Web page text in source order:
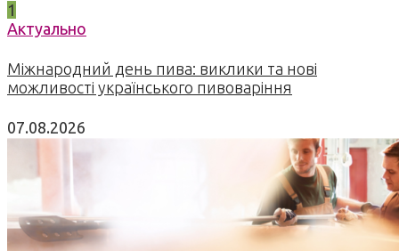
1
Актуально
Міжнародний день пива: виклики та нові
можливості українського пивоваріння
07.08.2026